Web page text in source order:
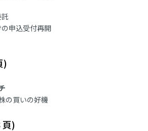
の申込受付再開
)
の買いの好機
)